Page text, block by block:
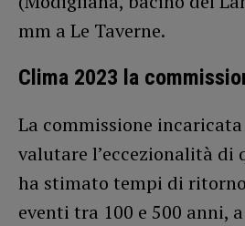
mm a Le Taverne.
Clima 2023 la
La commissione
valutare l’eccezionalità di
ha stimato tempi di
eventi tra 100 e 500 anni,